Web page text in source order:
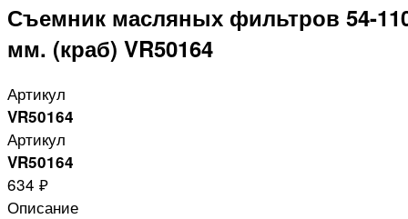
Съемник масляных фильтров 54-
мм. (краб) VR50164
Артикул
VR50164
Артикул
VR50164
634 ₽
Описание